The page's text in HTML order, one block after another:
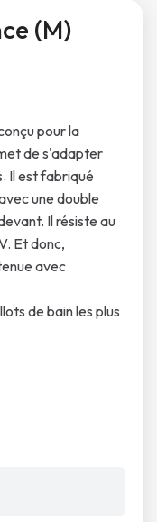
(M)
pour la
de s'adapter
Il est fabriqué
une double
Il résiste au
Et donc,
avec
de bain les plus